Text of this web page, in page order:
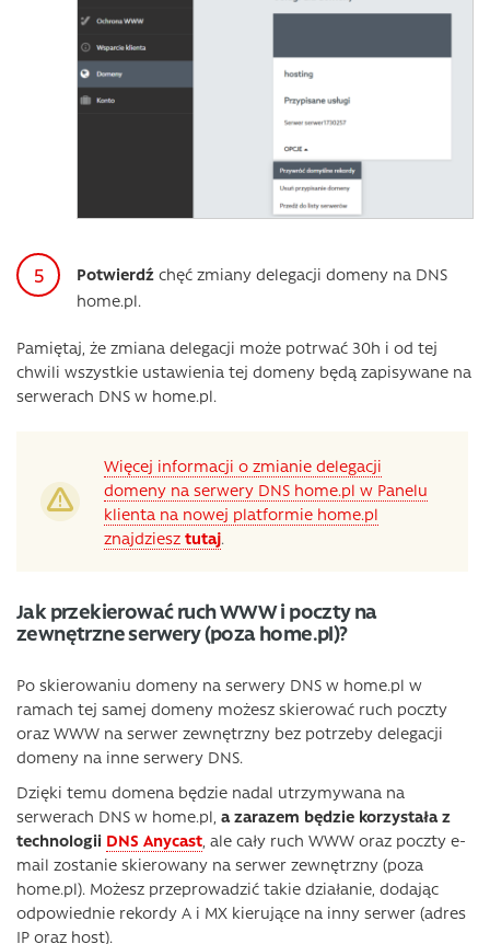
Potwierdź chęć zmiany delegacji domeny na DNS
home.pl.
Pamiętaj, że zmiana delegacji może potrwać 30h i od tej
chwili wszystkie ustawienia tej domeny będą zapisywane na
serwerach DNS w home.pl.
Więcej informacji o zmianie delegacji
domeny na serwery DNS home.pl w Panelu
klienta na nowej platformie home.pl
znajdziesz tutaj.
Jak przekierować ruch WWW i poczty na
zewnętrzne serwery (poza home.pl)?
Po skierowaniu domeny na serwery DNS w home.pl w
ramach tej samej domeny możesz skierować ruch poczty
oraz WWW na serwer zewnętrzny bez potrzeby delegacji
domeny na inne serwery DNS.
Dzięki temu domena będzie nadal utrzymywana na
serwerach DNS w home.pl, a zarazem będzie korzystała z
technologii DNS Anycast, ale cały ruch WWW oraz poczty e-
mail zostanie skierowany na serwer zewnętrzny (poza
home.pl). Możesz przeprowadzić takie działanie, dodając
odpowiednie rekordy A i MX kierujące na inny serwer (adres
IP oraz host).